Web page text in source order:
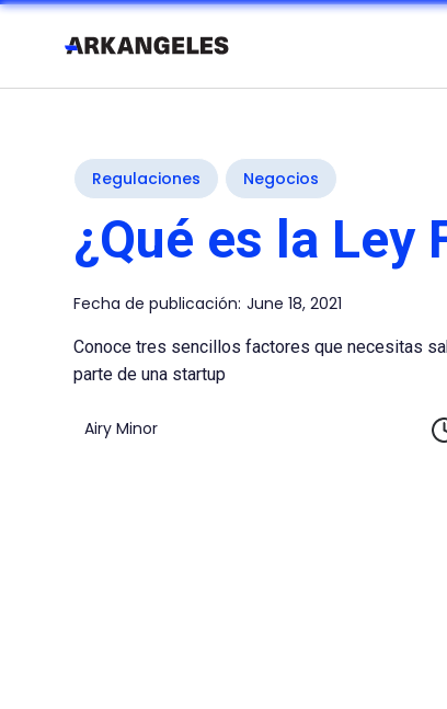
Regulaciones Negocios
¿Qué es la Ley
Fecha de publicación: June 18, 2021
Conoce tres sencillos factores que necesitas
parte de una startup
Airy Minor